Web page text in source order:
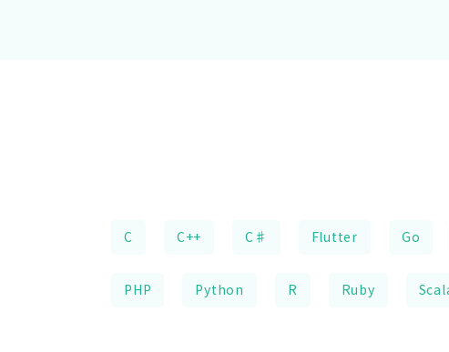
C C++ C♯ Flutter Go
PHP Python R Ruby